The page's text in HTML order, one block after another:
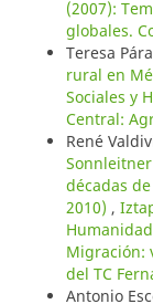
(2007):
globales.
Teresa
rural en
Sociales y
Central:
René
décadas
2010) ,
Migración:
del TC
Antonio